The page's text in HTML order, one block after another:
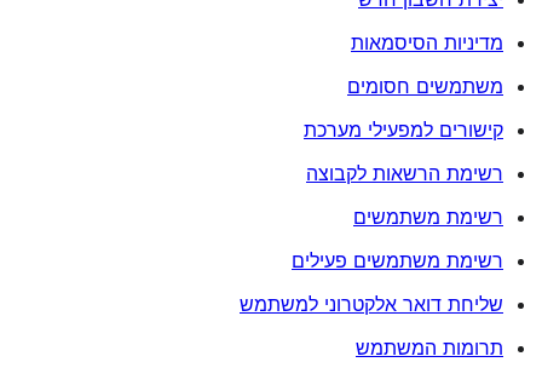
מדיניות הסיסמאות
משתמשים חסומים
קישורים למפעילי מערכת
רשימת הרשאות לקבוצה
רשימת משתמשים
רשימת משתמשים פעילים
שליחת דואר אלקטרוני למשתמש
תרומות המשתמש